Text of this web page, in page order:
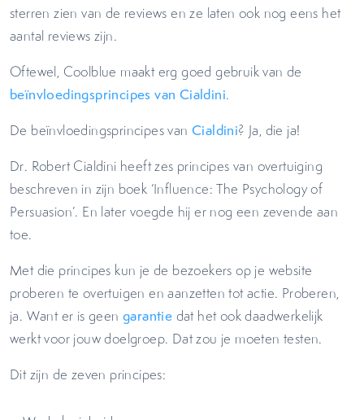
sterren zien van de reviews en ze laten ook nog eens het
aantal reviews zijn.
Oftewel, Coolblue maakt erg goed gebruik van de
beïnvloedingsprincipes van Cialdini.
De beïnvloedingsprincipes van Cialdini? Ja, die ja!
Dr. Robert Cialdini heeft zes principes van overtuiging
beschreven in zijn boek ‘Influence: The Psychology of
Persuasion’. En later voegde hij er nog een zevende aan
toe.
Met die principes kun je de bezoekers op je website
proberen te overtuigen en aanzetten tot actie. Proberen,
ja. Want er is geengarantie dat het ook daadwerkelijk
werkt voor jouw doelgroep. Dat zou je moeten testen.
Dit zijn de zeven principes: